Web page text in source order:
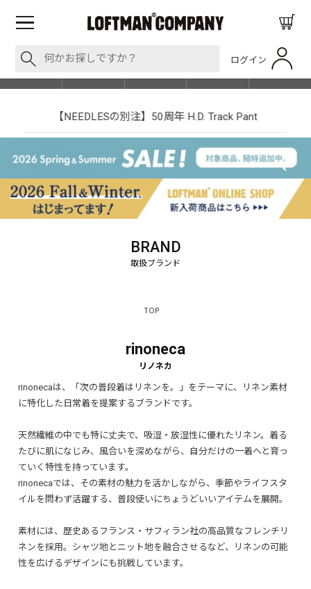
ログイン
SHOP LIST
【NEEDLESの別注】50周年 H.D. Track Pant
BRAND
TOP
rinoneca
rinonecaは、「次の普段着はリネンを。」をテーマに、リネン素材
に特化した日常着を提案するブランドです。
天然繊維の中でも特に丈夫で、吸湿・放湿性に優れたリネン。着る
たびに肌になじみ、風合いを深めながら、自分だけの一着へと育っ
ていく特性を持っています。
rinonecaでは、その素材の魅力を活かしながら、季節やライフスタ
イルを問わず活躍する、普段使いにちょうどいいアイテムを展開。
素材には、歴史あるフランス・サフィラン社の高品質なフレンチリ
ネンを採用。シャツ地とニット地を融合させるなど、リネンの可能
性を広げるデザインにも挑戦しています。